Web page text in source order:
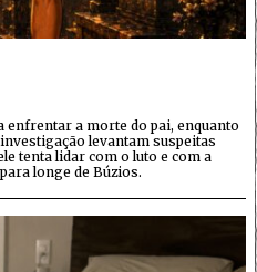
enfrentar a morte do pai, enquanto
levantam suspeitas
tenta lidar com o luto e com a
longe de Búzios.